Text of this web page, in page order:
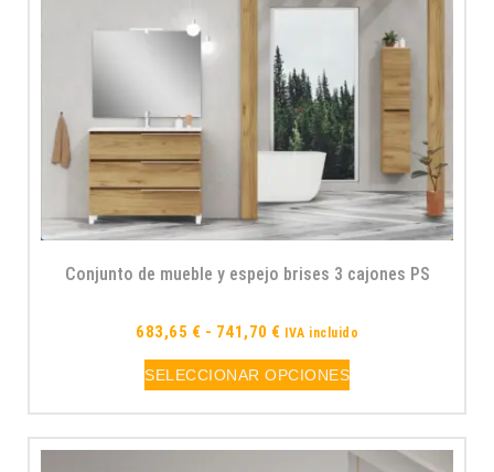
Conjunto de mueble y espejo brises 3 cajones PS
683,65 € - 741,70 € IVA incluido
SELECCIONAR OPCIONES